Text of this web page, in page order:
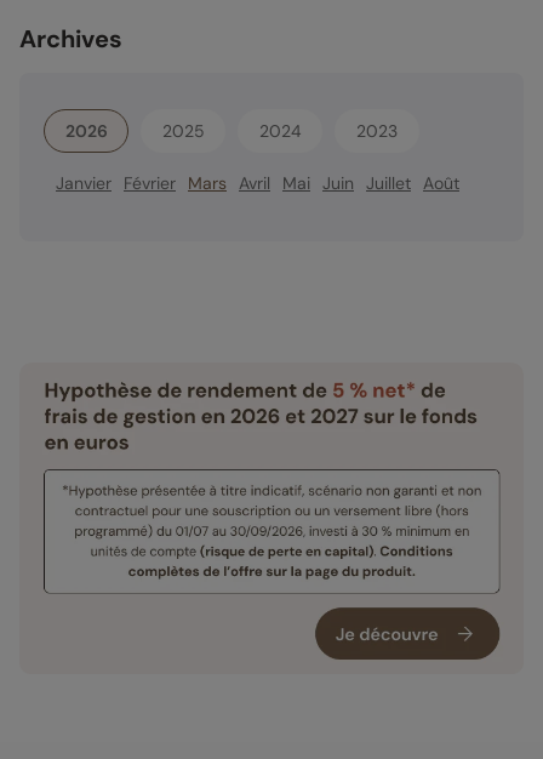
Archives
2026 2025 2024 2023
Janvier Février Mars Avril Mai Juin Juillet Août